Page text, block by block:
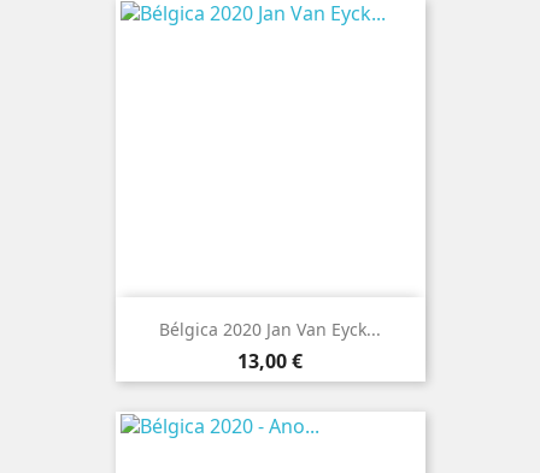
Bélgica 2020 Jan Van Eyck...
Preço
13,00 €